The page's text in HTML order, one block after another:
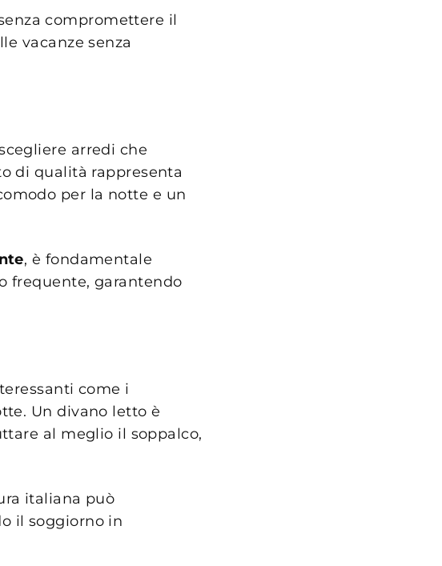
compromettere il
vacanze senza
arredi che
di qualità rappresenta
per la notte e un
, è fondamentale
frequente, garantendo
come i
Un divano letto è
al meglio il soppalco,
italiana può
il soggiorno in